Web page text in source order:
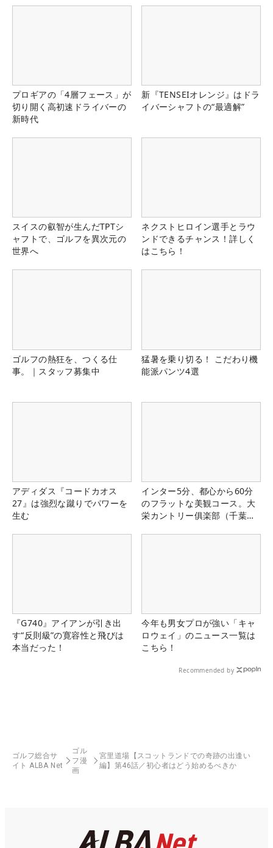
プロギアの「4層フェース」が
切り開く高初速ドライバーの
新時代
新『TENSEIオレンジ』はドラ
イバーシャフトの“最適解”
スイスの叡智が生んだTPTシ
ャフトで、ゴルフを異次元の
世界へ
ネクストヒロイン選手とラウ
ンドできるチャンス！詳しく
はこちら！
ゴルフの熱狂を、つくる仕
事。｜スタッフ募集中
猛暑を乗り切る！ こだわり機
能派パンツ4選
アディダス『コードカオス
27』は強烈な蹴りでパワーを
生む
インター5分、都心から60分
のフラットな美観コース。大
栄カントリー俱楽部（千葉
『G740』アイアンが引き出
す“反則級”の寛容性と飛びは
本当だった！
今年も男女プロが強い「キャ
ロウェイ」のニュース一覧は
こちら！
Recommended by
ゴルフ総合サ
イト ALBA Net
ゴル
フ漫
画
宮里道場【スコットランドでの奇跡の出逢い
編】第46話／初心者はどう始めるべきか